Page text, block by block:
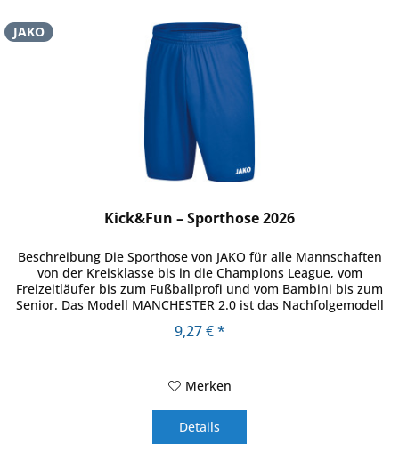
JAKO
Kick&Fun – Sporthose 2026
Beschreibung Die Sporthose von JAKO für alle Mannschaften
von der Kreisklasse bis in die Champions League, vom
Freizeitläufer bis zum Fußballprofi und vom Bambini bis zum
Senior. Das Modell MANCHESTER 2.0 ist das Nachfolgemodell
9,27 € *
Merken
Details